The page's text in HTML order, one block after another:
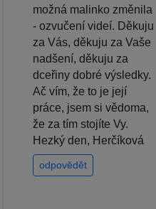
možná malinko změnila
- ozvučení videí. Děkuju
za Vás, děkuju za Vaše
nadšení, děkuju za
dceřiny dobré výsledky.
Ač vím, že to je její
práce, jsem si vědoma,
že za tím stojíte Vy.
Hezký den, Herčíková
odpovědět